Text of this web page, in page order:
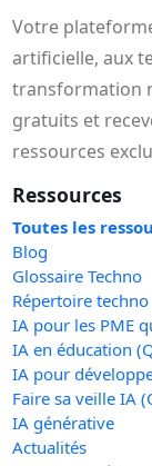
Votre
artificielle, aux
transformation
gratuits et
ressources
Ressources
Toutes les
Blog
Glossaire Techno
Répertoire techno
IA pour les PME
IA en éducation
IA pour
Faire sa veille IA
IA générative
Actualités